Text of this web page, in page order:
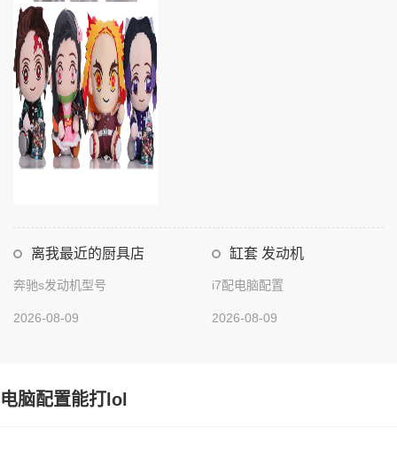
离我最近的厨具店
奔驰s发动机型号
2026-08-09
缸套 发动机
i7配电脑配置
2026-08-09
电脑配置能打lol